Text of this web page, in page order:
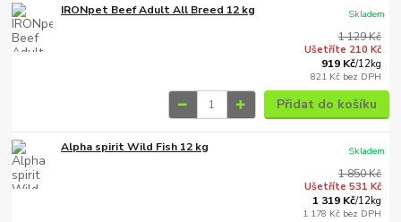
IRONpet Beef Adult All Breed 12 kg
1 129 Kč
Ušetříte 210 Kč
919 Kč/12kg
821 Kč bez DPH
Skladem
Přidat do košíku
Alpha spirit Wild Fish 12 kg
1 850 Kč
Ušetříte 531 Kč
1 319 Kč/12kg
1 178 Kč bez DPH
Skladem